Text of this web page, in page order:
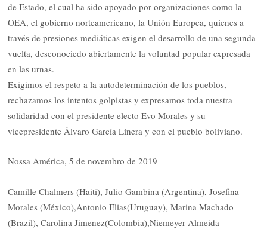
de Estado, el cual ha sido apoyado por organizaciones como la
OEA, el gobierno norteamericano, la Unión Europea, quienes a
través de presiones mediáticas exigen el desarrollo de una segunda
vuelta, desconociedo abiertamente la voluntad popular expresada
en las urnas.
Exigimos el respeto a la autodeterminación de los pueblos,
rechazamos los intentos golpistas y expresamos toda nuestra
solidaridad con el presidente electo Evo Morales y su
vicepresidente Álvaro García Linera y con el pueblo boliviano.
Nossa América, 5 de novembro de 2019
Camille Chalmers (Haiti), Julio Gambina (Argentina), Josefina
Morales (México),Antonio Elias(Uruguay), Marina Machado
(Brazil), Carolina Jimenez(Colombia),Niemeyer Almeida